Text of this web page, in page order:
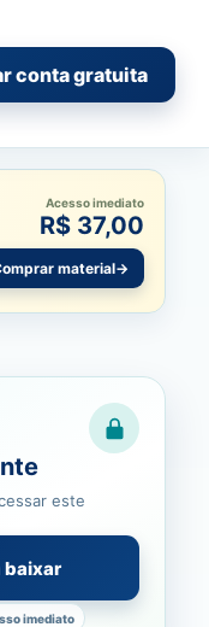
conta gratuita
Acesso imediato
R$ 37,00
material→
este
baixar
imediato